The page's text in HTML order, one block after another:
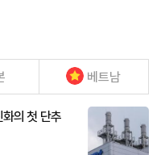
베트남
의 첫 단추